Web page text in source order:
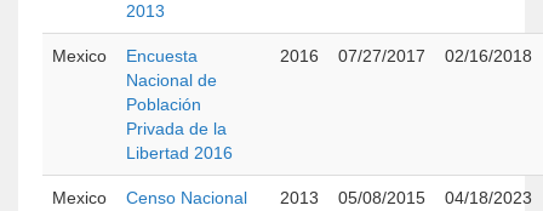
2013
Mexico
Encuesta
Nacional de
Población
Privada de la
Libertad 2016
2016 07/27/2017 02/16/2018
Mexico
Censo Nacional
2013 05/08/2015 04/18/2023